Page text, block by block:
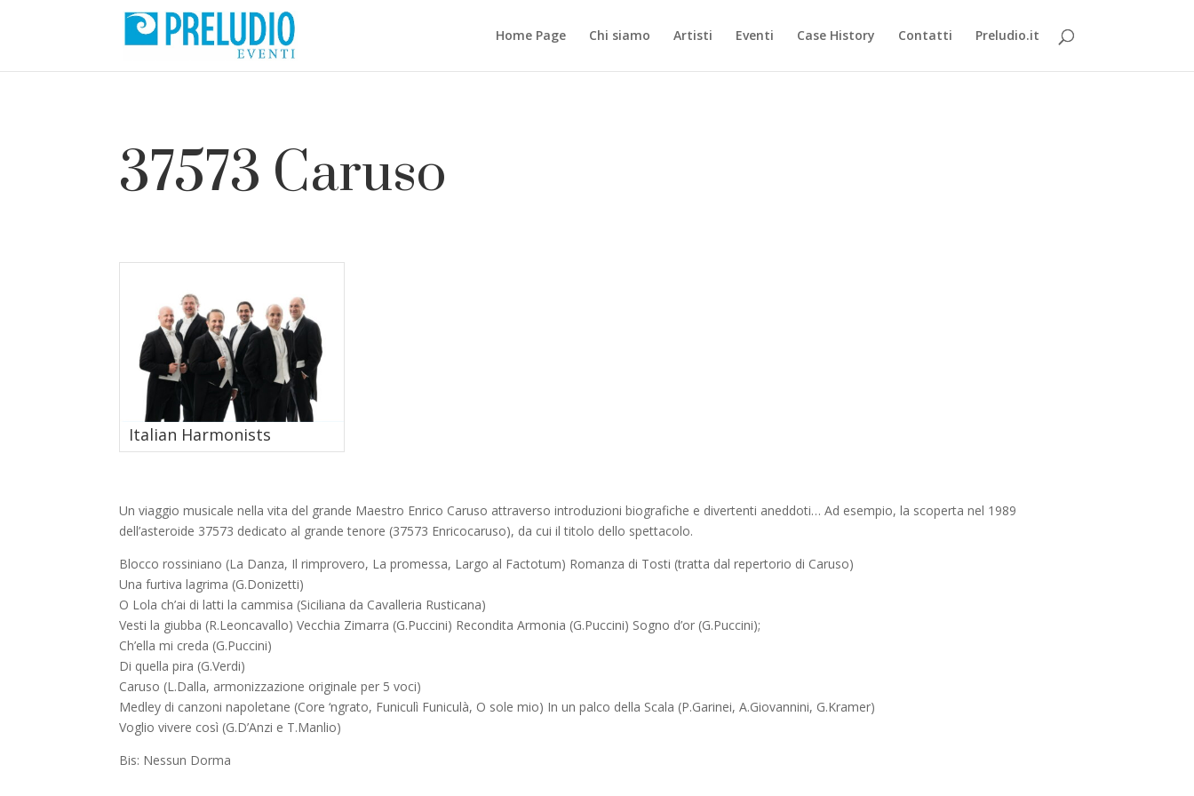
Home Page Chi siamo Artisti Eventi Case History Contatti Preludio.it
37573 Caruso
Italian Harmonists
Un viaggio musicale nella vita del grande Maestro Enrico Caruso attraverso introduzioni biografiche e divertenti aneddoti… Ad esempio, la scoperta nel 1989
dell’asteroide 37573 dedicato al grande tenore (37573 Enricocaruso), da cui il titolo dello spettacolo.
Blocco rossiniano (La Danza, Il rimprovero, La promessa, Largo al Factotum) Romanza di Tosti (tratta dal repertorio di Caruso)
Una furtiva lagrima (G.Donizetti)
O Lola ch’ai di latti la cammisa (Siciliana da Cavalleria Rusticana)
Vesti la giubba (R.Leoncavallo) Vecchia Zimarra (G.Puccini) Recondita Armonia (G.Puccini) Sogno d’or (G.Puccini);
Ch’ella mi creda (G.Puccini)
Di quella pira (G.Verdi)
Caruso (L.Dalla, armonizzazione originale per 5 voci)
Medley di canzoni napoletane (Core ‘ngrato, Funiculì Funiculà, O sole mio) In un palco della Scala (P.Garinei, A.Giovannini, G.Kramer)
Voglio vivere così (G.D’Anzi e T.Manlio)
Bis: Nessun Dorma